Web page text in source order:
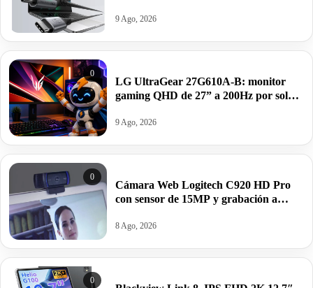
9 Ago, 2026
0
LG UltraGear 27G610A-B: monitor
gaming QHD de 27” a 200Hz por solo
9 Ago, 2026
0
Cámara Web Logitech C920 HD Pro
con sensor de 15MP y grabación a
8 Ago, 2026
0